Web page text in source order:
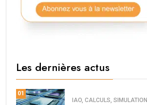
Les dernières actus
01
IAO, CALCULS, SIMULATION